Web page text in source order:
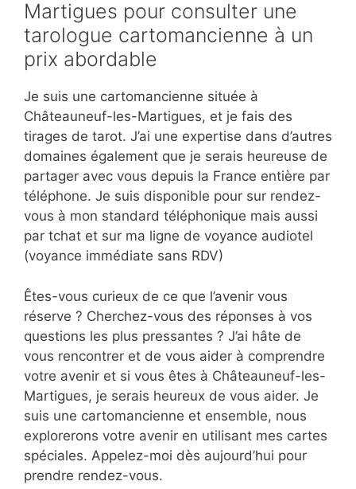
Martigues pour consulter une
tarologue cartomancienne à un
prix abordable
Je suis une cartomancienne située à
Châteauneuf-les-Martigues, et je fais des
tirages de tarot. J’ai une expertise dans d’autres
domaines également que je serais heureuse de
partager avec vous depuis la France entière par
téléphone. Je suis disponible pour sur rendez-
vous à mon standard téléphonique mais aussi
par tchat et sur ma ligne de voyance audiotel
(voyance immédiate sans RDV)
Êtes-vous curieux de ce que l’avenir vous
réserve ? Cherchez-vous des réponses à vos
questions les plus pressantes ? J’ai hâte de
vous rencontrer et de vous aider à comprendre
votre avenir et si vous êtes à Châteauneuf-les-
Martigues, je serais heureux de vous aider. Je
suis une cartomancienne et ensemble, nous
explorerons votre avenir en utilisant mes cartes
spéciales. Appelez-moi dès aujourd’hui pour
prendre rendez-vous.